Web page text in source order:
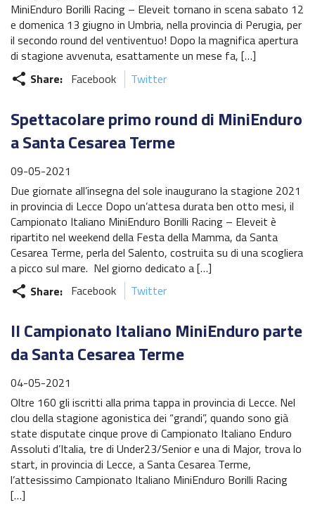
MiniEnduro Borilli Racing – Eleveit tornano in scena sabato 12
e domenica 13 giugno in Umbria, nella provincia di Perugia, per
il secondo round del ventiventuo! Dopo la magnifica apertura
di stagione avvenuta, esattamente un mese fa, […]
share Share: Facebook Twitter
Spettacolare primo round di MiniEnduro
a Santa Cesarea Terme
09-05-2021
Due giornate all’insegna del sole inaugurano la stagione 2021
in provincia di Lecce Dopo un’attesa durata ben otto mesi, il
Campionato Italiano MiniEnduro Borilli Racing – Eleveit è
ripartito nel weekend della Festa della Mamma, da Santa
Cesarea Terme, perla del Salento, costruita su di una scogliera
a picco sul mare. Nel giorno dedicato a […]
share Share: Facebook Twitter
Il Campionato Italiano MiniEnduro parte
da Santa Cesarea Terme
04-05-2021
Oltre 160 gli iscritti alla prima tappa in provincia di Lecce. Nel
clou della stagione agonistica dei “grandi”, quando sono già
state disputate cinque prove di Campionato Italiano Enduro
Assoluti d’Italia, tre di Under23/Senior e una di Major, trova lo
start, in provincia di Lecce, a Santa Cesarea Terme,
l’attesissimo Campionato Italiano MiniEnduro Borilli Racing
[…]